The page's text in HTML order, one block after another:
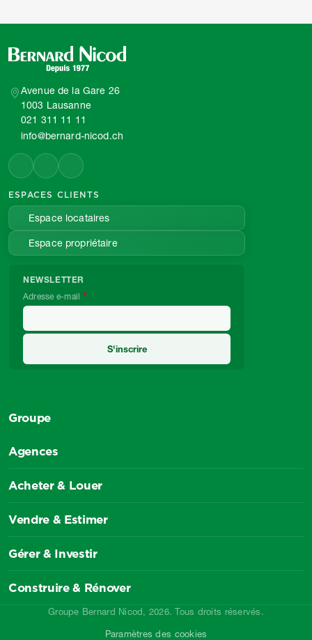
Avenue de la Gare 26
1003 Lausanne
021 311 11 11
info@bernard-nicod.ch
ESPACES CLIENTS
Espace locataires
Espace propriétaire
NEWSLETTER
Adresse e-mail
Groupe
Agences
Acheter & Louer
Vendre & Estimer
Gérer & Investir
Construire & Rénover
Groupe Bernard Nicod, 2026. Tous droits réservés.
Paramètres des cookies